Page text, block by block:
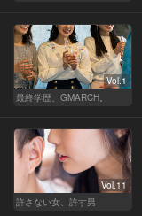
Vol.1
最終学歴、GMARCH。
Vol.11
許さない女、許す男